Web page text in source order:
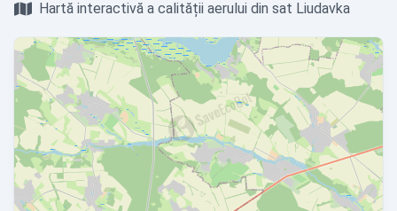
Hartă interactivă a calității aerului din sat Liudavka